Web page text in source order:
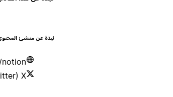
نبذة عن منشئ
X (Twitter سابقاً)